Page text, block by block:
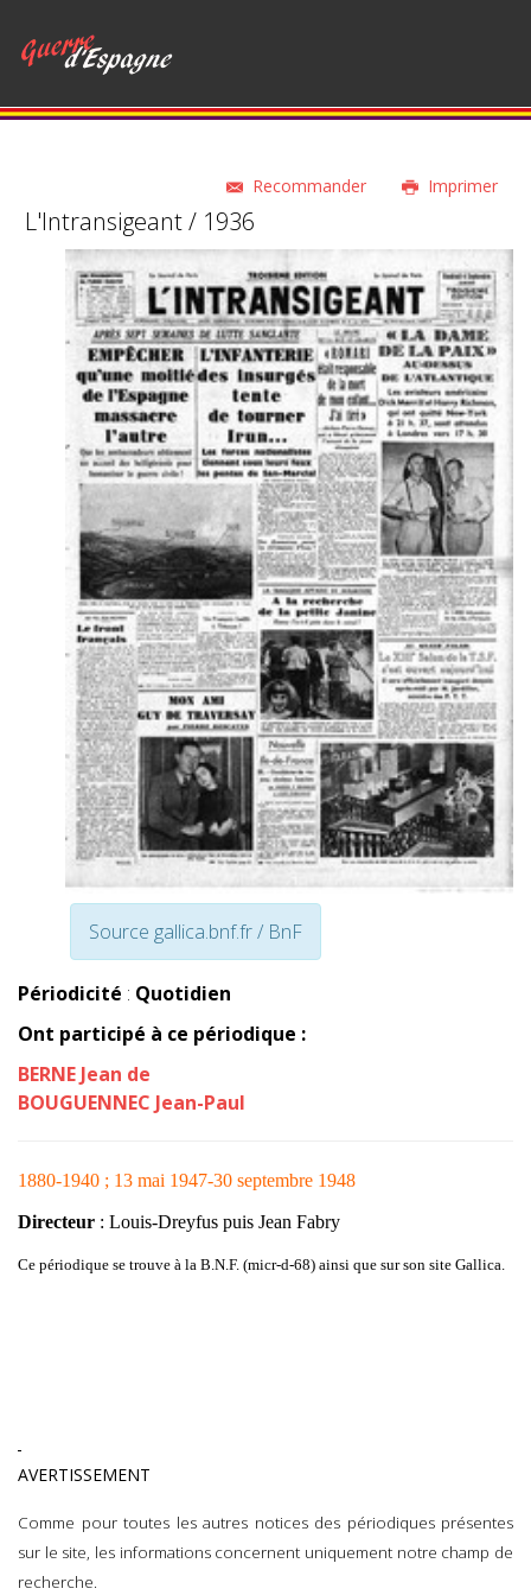
Recommander Imprimer
L'Intransigeant / 1936
Source gallica.bnf.fr / BnF
Périodicité : Quotidien
Ont participé à ce périodique :
BERNE Jean de
BOUGUENNEC Jean-Paul
1880-1940 ; 13 mai 1947-30 septembre 1948
Directeur : Louis-Dreyfus puis Jean Fabry
Ce périodique se trouve à la B.N.F. (micr-d-68) ainsi que sur son site Gallica.
AVERTISSEMENT
Comme pour toutes les autres notices des périodiques présentes
sur le site, les informations concernent uniquement notre champ de
recherche.